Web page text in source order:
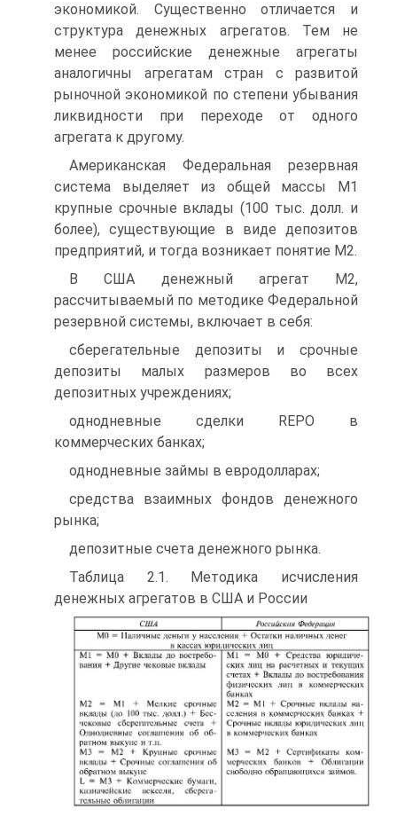
экономикой. Существенно отличается и
структура денежных агрегатов. Тем не
менее российские денежные агрегаты
аналогичны агрегатам стран с развитой
рыночной экономикой по степени убывания
ликвидности при переходе от одного
агрегата к другому.
Американская Федеральная резервная
система выделяет из общей массы М1
крупные срочные вклады (100 тыс. долл. и
более), существующие в виде депозитов
предприятий, и тогда возникает понятие М2.
В США денежный агрегат М2,
рассчитываемый по методике Федеральной
резервной системы, включает в себя:
сберегательные депозиты и срочные
депозиты малых размеров во всех
депозитных учреждениях;
однодневные сделки REPO в
коммерческих банках;
однодневные займы в евродолларах;
средства взаимных фондов денежного
рынка;
депозитные счета денежного рынка.
Таблица 2.1. Методика исчисления
денежных агрегатов в США и России